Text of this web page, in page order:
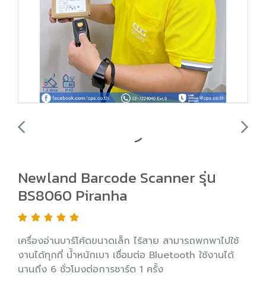
Newland Barcode Scanner รุ่น
BS8060 Piranha
เครื่องอ่านบาร์โค้ดขนาดเล็ก ไร้สาย สามารถพกพาไปใช้
งานได้ทุกที่ น้ำหนักเบา เชื่อมต่อ Bluetooth ใช้งานได้
นานถึง 6 ชั่วโมงต่อการชาร์ต 1 ครั้ง